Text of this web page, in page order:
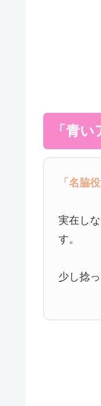
「青
「名脇役
実在し
す。
少し捻